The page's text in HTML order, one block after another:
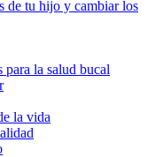
de tu hijo y cambiar los
para la salud bucal
la vida